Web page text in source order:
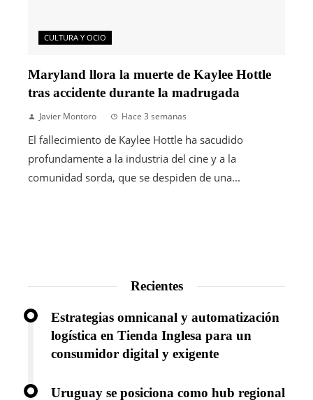
CULTURA Y OCIO
Maryland llora la muerte de Kaylee Hottle
tras accidente durante la madrugada
Javier Montoro Hace 3 semanas
El fallecimiento de Kaylee Hottle ha sacudido
profundamente a la industria del cine y a la
comunidad sorda, que se despiden de una...
Recientes
Estrategias omnicanal y automatización
logística en Tienda Inglesa para un
consumidor digital y exigente
Uruguay se posiciona como hub regional